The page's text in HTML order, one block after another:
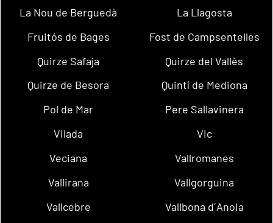
La Nou de Berguedà
La Llagosta
Fruitós de Bages
Fost de Campsentelles
Quirze Safaja
Quirze del Vallès
Quirze de Besora
Quintí de Mediona
Pol de Mar
Pere Sallavinera
Vilada
Vic
Veciana
Vallromanes
Vallirana
Vallgorguina
Vallcebre
Vallbona d´Anoia